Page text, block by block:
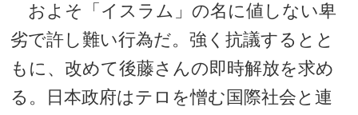
およそ「イスラム」の名に値しない卑
劣で許し難い行為だ。強く抗議するとと
もに、改めて後藤さんの即時解放を求め
る。日本政府はテロを憎む国際社会と連